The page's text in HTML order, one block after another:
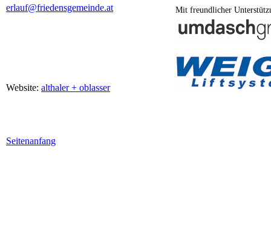
Mit freundlicher
erlauf@friedensgemeinde.at
Website: althaler + oblasser
Seitenanfang